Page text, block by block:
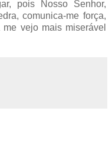
pois Nosso Senhor,
comunica-me força,
vejo mais miserável